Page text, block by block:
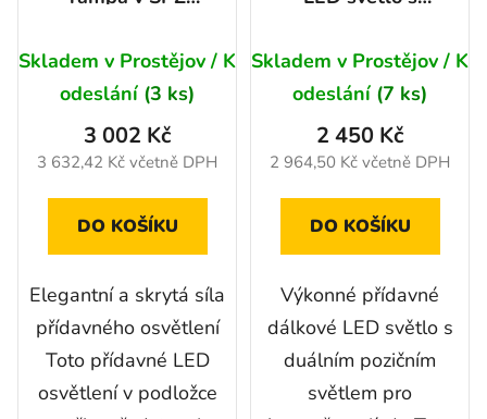
9V - 32V, R10,
R148, R149, IP69K
Skladem v Prostějov / K
odeslání (3 ks)
3 632,42 Kč včetně DPH
3 002 Kč
DO KOŠÍKU
Elegantní a skrytá síla
přídavného osvětlení
Toto přídavné LED
osvětlení v podložce
světlem, 144W,
13000Lm, IP69K,
R149, R148
Skladem v Prostějov / K
odeslání (7 ks)
2 964,50 Kč včetně DPH
2 450 Kč
DO KOŠÍKU
Výkonné přídavné
dálkové LED světlo s
duálním pozičním
světlem pro